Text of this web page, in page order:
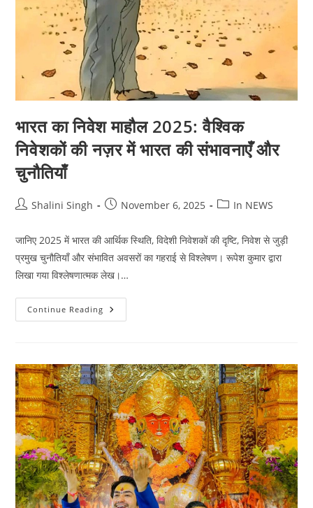
भारत का निवेश माहौल 2025: वैश्विक
निवेशकों की नज़र में भारत की संभावनाएँ और
चुनौतियाँ
PostShalini Singh
PostNovember 6, 2025
PostIn NEWS
जानिए 2025 में भारत की आर्थिक स्थिति, विदेशी निवेशकों की दृष्टि, निवेश से जुड़ी
प्रमुख चुनौतियाँ और संभावित अवसरों का गहराई से विश्लेषण। रूपेश कुमार द्वारा
लिखा गया विश्लेषणात्मक लेख।…
Continue Reading भारत
का
निवेशकों
की
नज़र
में
भारत
की
संभावनाएँ
और
चुनौतियाँ